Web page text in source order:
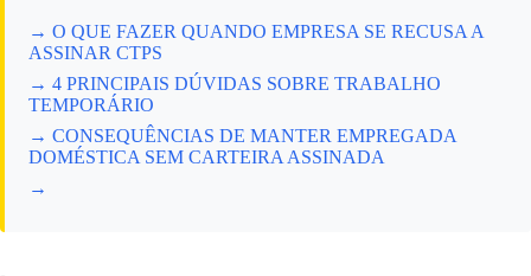
→ O QUE FAZER QUANDO EMPRESA SE RECUSA A
ASSINAR CTPS
→ 4 PRINCIPAIS DÚVIDAS SOBRE TRABALHO
TEMPORÁRIO
→ CONSEQUÊNCIAS DE MANTER EMPREGADA
DOMÉSTICA SEM CARTEIRA ASSINADA
→